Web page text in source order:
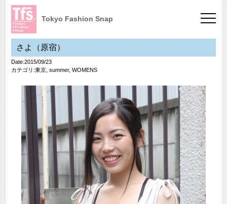
Tokyo Fashion Snap
さよ（原宿）
Date:2015/09/23
カテゴリ:東京, summer, WOMENS